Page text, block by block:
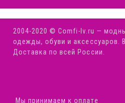
2004-2020 © Comfi-Iv.ru —
одежды, обуви и аксессуаров.
Доставка по всей России.
Мы принимаем к оплате